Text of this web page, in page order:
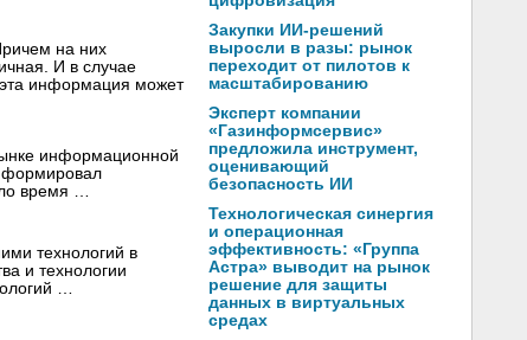
на них
И в случае
эта информация может
информационной
формировал
время …
технологий в
и технологии
…
Закупки ИИ-решений
выросли в разы: рынок
переходит от пилотов к
масштабированию
Эксперт компании
«Газинформсервис»
предложила инструмент,
оценивающий
безопасность ИИ
Технологическая синергия
и операционная
эффективность: «Группа
Астра» выводит на рынок
решение для защиты
данных в виртуальных
средах